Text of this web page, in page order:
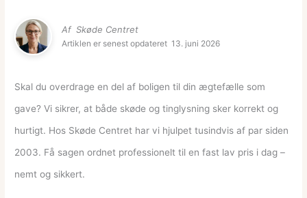
Af Skøde Centret
Artiklen er senest opdateret 13. juni 2026
Skal du overdrage en del af boligen til din ægtefælle som
gave? Vi sikrer, at både skøde og tinglysning sker korrekt og
hurtigt. Hos Skøde Centret har vi hjulpet tusindvis af par siden
2003. Få sagen ordnet professionelt til en fast lav pris i dag –
nemt og sikkert.